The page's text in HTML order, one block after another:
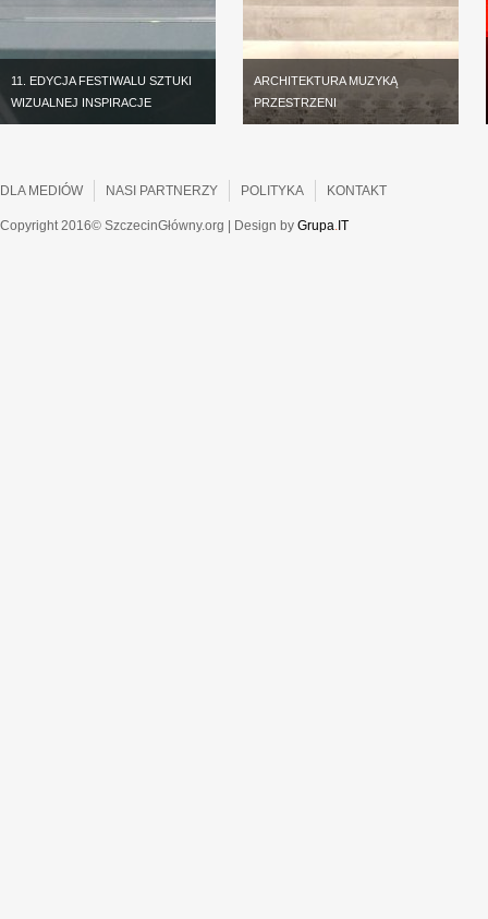
11. EDYCJA FESTIWALU SZTUKI
WIZUALNEJ INSPIRACJE
ARCHITEKTURA MUZYKĄ
PRZESTRZENI
DLA MEDIÓW NASI PARTNERZY POLITYKA KONTAKT
Copyright 2016© SzczecinGłówny.org | Design by Grupa. IT